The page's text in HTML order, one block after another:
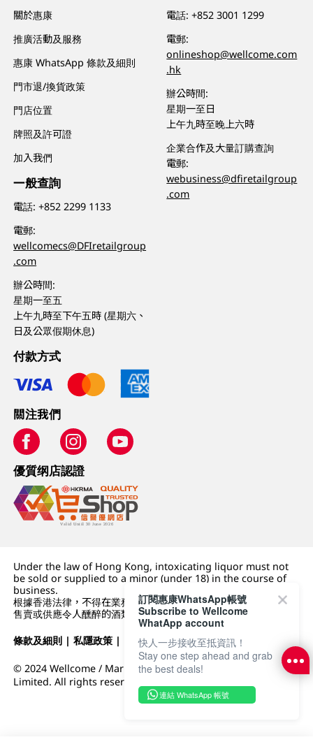
關於惠康
推廣活動及服務
惠康 WhatsApp 條款及細則
門市退/換貨政策
門店位置
牌照及許可證
加入我們
一般查詢
電話:+852 2299 1133
電郵:
wellcomecs@DFIretailgroup
.com
辦公時間:
星期一至五
上午九時至下午五時 (星期六、
日及公眾假期休息)
電話:+852 3001 1299
電郵:
onlineshop@wellcome.com
.hk
辦公時間:
星期一至日
上午九時至晚上六時
企業合作及大量訂購查詢
電郵:
webusiness@dfiretailgroup
.com
付款方式
關注我們
優質纲店認證
Under the law of Hong Kong, intoxicating liquor must not
be sold or supplied to a minor (under 18) in the course of
business.
根據香港法律，不得在業務過程中，向未成年人 (18 歲以下人士)
售賣或供應令人醺醉的酒類。
條款及細則 |私隱政策 | DFI零售集團
© 2024 Wellcome / Market Place. The Dairy Farm Company
Limited. All rights reserved.
訂閱惠康WhatsApp帳號
Subscribe to Wellcome
WhatApp account
快人一步接收至抵資訊！
Stay one step ahead and grab
the best deals!
連結 WhatsApp 帳號